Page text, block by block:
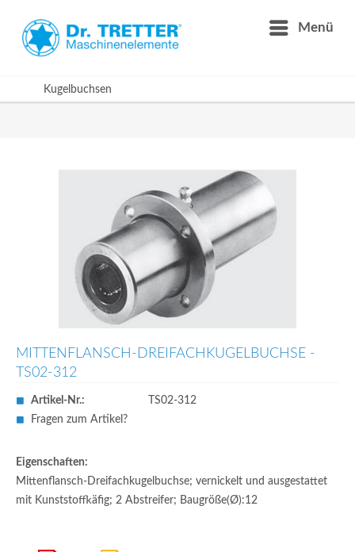
Menü
Kugelbuchsen
MITTENFLANSCH-DREIFACHKUGELBUCHSE -
TS02-312
Artikel-Nr.:
TS02-312
Fragen zum Artikel?
Eigenschaften:
Mittenflansch-Dreifachkugelbuchse; vernickelt und ausgestattet
mit Kunststoffkäfig; 2 Abstreifer; Baugröße(Ø):12